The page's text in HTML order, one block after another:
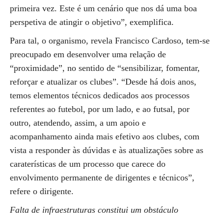
primeira vez. Este é um cenário que nos dá uma boa
perspetiva de atingir o objetivo”, exemplifica.
Para tal, o organismo, revela Francisco Cardoso, tem-se
preocupado em desenvolver uma relação de
“proximidade”, no sentido de “sensibilizar, fomentar,
reforçar e atualizar os clubes”. “Desde há dois anos,
temos elementos técnicos dedicados aos processos
referentes ao futebol, por um lado, e ao futsal, por
outro, atendendo, assim, a um apoio e
acompanhamento ainda mais efetivo aos clubes, com
vista a responder às dúvidas e às atualizações sobre as
caraterísticas de um processo que carece do
envolvimento permanente de dirigentes e técnicos”,
refere o dirigente.
Falta de infraestruturas constitui um obstáculo